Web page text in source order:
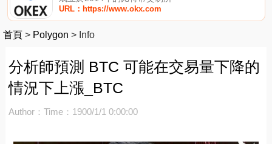
URL：https://www.okx.com
首頁 > Polygon > Info
分析師預測 BTC 可能在交易量下降的
情況下上漲_BTC
Author： Time：1900/1/1 0:00:00